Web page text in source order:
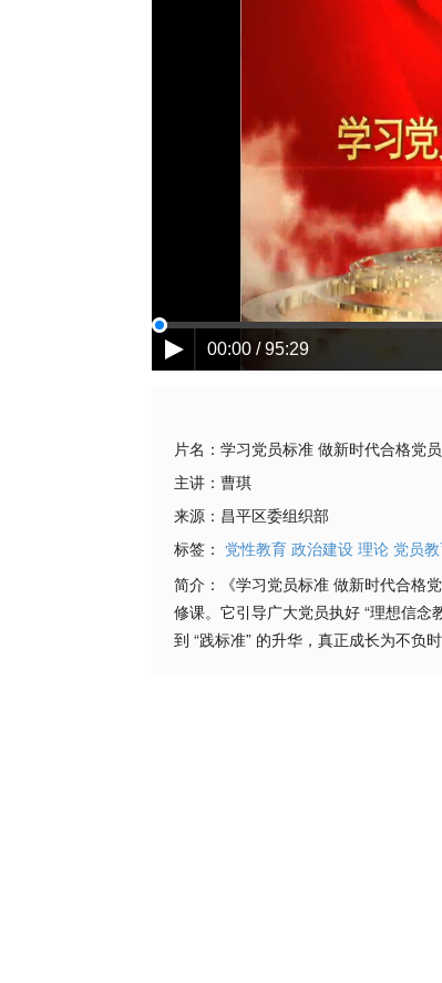
00:00 / 95:29
片名： 学习党员标准 做新时代合格党员
主讲： 曹琪
来源： 昌平区委组织部
标签： 党性教育 政治建设 理论 党员
简介：
《学习党员标准 做新时代合
修课。它引导广大党员执好 “理想信念
到 “践标准” 的升华，真正成长为不负